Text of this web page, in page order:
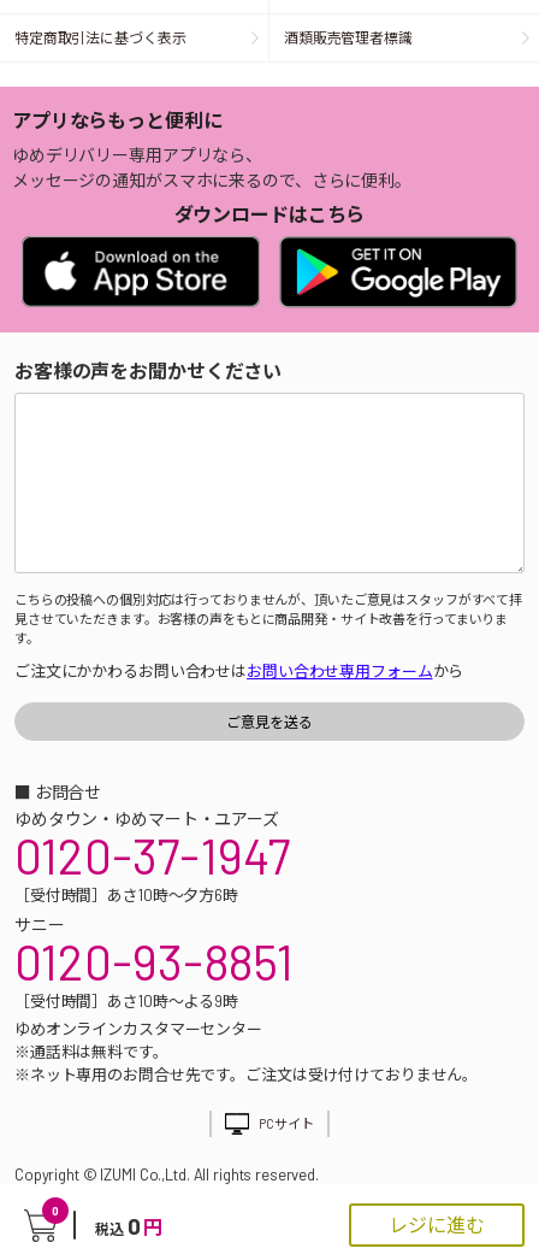
0
税込 0 円 レジに進む
特定商取引法に基づく表示 酒類販売管理者標識
アプリならもっと便利に
ゆめデリバリー専用アプリなら、
メッセージの通知がスマホに来るので、さらに便利。
ダウンロードはこちら
お客様の声をお聞かせください
こちらの投稿への個別対応は行っておりませんが、頂いたご意見はスタッフがすべて拝
見させていただきます。お客様の声をもとに商品開発・サイト改善を行ってまいりま
す。
ご注文にかかわるお問い合わせはお問い合わせ専用フォームから
■ お問合せ
ゆめタウン・ゆめマート・ユアーズ
0120-37-1947
［受付時間］あさ10時～夕方6時
サニー
0120-93-8851
［受付時間］あさ10時～よる9時
ゆめオンラインカスタマーセンター
※通話料は無料です。
※ネット専用のお問合せ先です。ご注文は受け付けておりません。
PCサイト
Copyright © IZUMI Co.,Ltd. All rights reserved.